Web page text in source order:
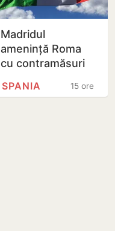
Madridul
amenință Roma
cu contramăsuri
renunță la
15 ore
SPANIA